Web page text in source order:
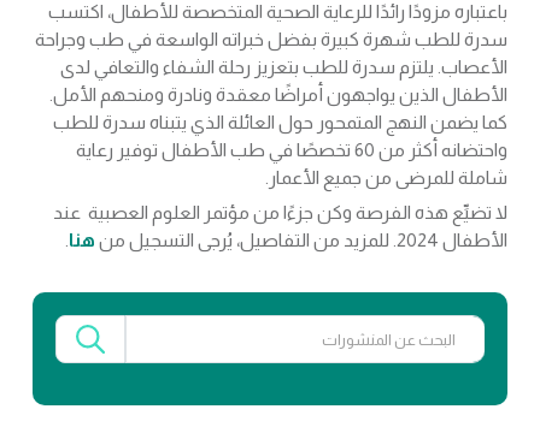
باعتباره مزودًا رائدًا للرعاية الصحية المتخصصة للأطفال، اكتسب
سدرة للطب شهرة كبيرة بفضل خبراته الواسعة في طب وجراحة
الأعصاب. يلتزم سدرة للطب بتعزيز رحلة الشفاء والتعافي لدى
الأطفال الذين يواجهون أمراضًا معقدة ونادرة ومنحهم الأمل.
كما يضمن النهج المتمحور حول العائلة الذي يتبناه سدرة للطب
واحتضانه أكثر من 60 تخصصًا في طب الأطفال توفير رعاية
شاملة للمرضى من جميع الأعمار.
لا تضيِّع هذه الفرصة وكن جزءًا من مؤتمر العلوم العصبية عند
الأطفال 2024. للمزيد من التفاصيل، يُرجى التسجيل من
هنا